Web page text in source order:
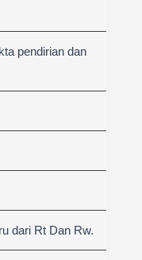
pendirian dan
dari Rt Dan Rw.